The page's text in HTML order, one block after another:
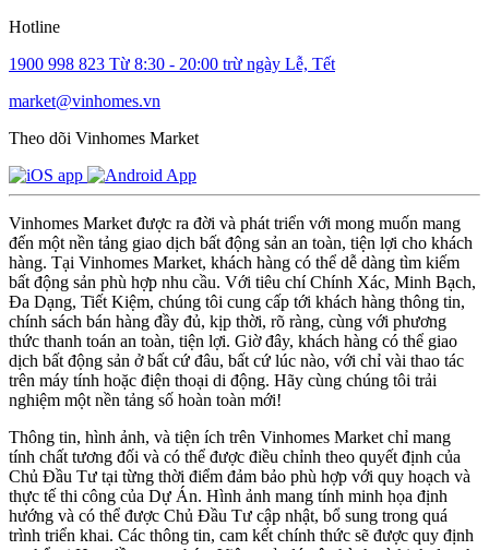
Hotline
1900 998 823 Từ 8:30 - 20:00 trừ ngày Lễ, Tết
market@vinhomes.vn
Theo dõi Vinhomes Market
Vinhomes Market được ra đời và phát triển với mong muốn mang
đến một nền tảng giao dịch bất động sản an toàn, tiện lợi cho khách
hàng. Tại Vinhomes Market, khách hàng có thể dễ dàng tìm kiếm
bất động sản phù hợp nhu cầu. Với tiêu chí Chính Xác, Minh Bạch,
Đa Dạng, Tiết Kiệm, chúng tôi cung cấp tới khách hàng thông tin,
chính sách bán hàng đầy đủ, kịp thời, rõ ràng, cùng với phương
thức thanh toán an toàn, tiện lợi. Giờ đây, khách hàng có thể giao
dịch bất động sản ở bất cứ đâu, bất cứ lúc nào, với chỉ vài thao tác
trên máy tính hoặc điện thoại di động. Hãy cùng chúng tôi trải
nghiệm một nền tảng số hoàn toàn mới!
Thông tin, hình ảnh, và tiện ích trên Vinhomes Market chỉ mang
tính chất tương đối và có thể được điều chỉnh theo quyết định của
Chủ Đầu Tư tại từng thời điểm đảm bảo phù hợp với quy hoạch và
thực tế thi công của Dự Án. Hình ảnh mang tính minh họa định
hướng và có thể được Chủ Đầu Tư cập nhật, bổ sung trong quá
trình triển khai. Các thông tin, cam kết chính thức sẽ được quy định